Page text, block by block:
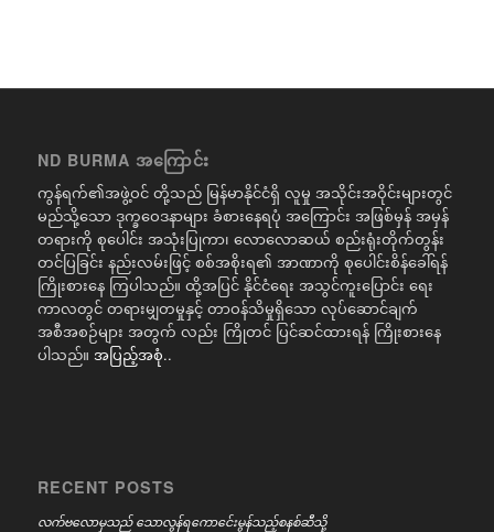
ND BURMA အကြောင်း
ကွန်ရက်၏အဖွဲ့ဝင် တို့သည် မြန်မာနိုင်ငံရှိ လူမှု အသိုင်းအဝိုင်းများတွင်
မည်သို့သော ဒုက္ခဝေဒနာများ ခံစားနေရပုံ အကြောင်း အဖြစ်မှန် အမှန်
တရားကို စုပေါင်း အသုံးပြုကာ၊ လောလောဆယ် စည်းရုံးတိုက်တွန်း
တင်ပြခြင်း နည်းလမ်းဖြင့် စစ်အစိုးရ၏ အာဏာကို စုပေါင်းစိန်ခေါ်ရန်
ကြိုးစားနေ ကြပါသည်။ ထို့အပြင် နိုင်ငံရေး အသွင်ကူးပြောင်း ရေး
ကာလတွင် တရားမျှတမှုနှင့် တာဝန်သိမှုရှိသော လုပ်ဆောင်ချက်
အစီအစဉ်များ အတွက် လည်း ကြိုတင် ပြင်ဆင်ထားရန် ကြိုးစားနေ
ပါသည်။ အပြည့်အစုံ..
RECENT POSTS
လက်ဗလောမှသည် သောလွန်ရကောင်ေးမွန်သည့်စနစ်ဆီသို့